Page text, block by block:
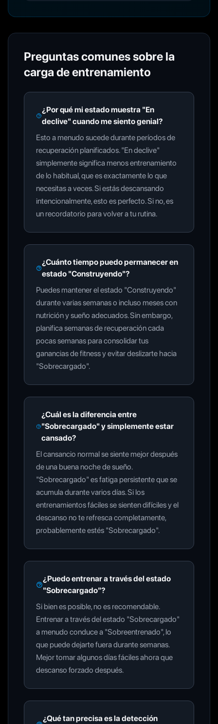
Preguntas comunes sobre la
carga de entrenamiento
¿Por qué mi estado muestra "En
declive" cuando me siento genial?
Esto a menudo sucede durante períodos de
recuperación planificados. "En declive"
simplemente significa menos entrenamiento
de lo habitual, que es exactamente lo que
necesitas a veces. Si estás descansando
intencionalmente, esto es perfecto. Si no, es
un recordatorio para volver a tu rutina.
¿Cuánto tiempo puedo permanecer en
estado "Construyendo"?
Puedes mantener el estado "Construyendo"
durante varias semanas o incluso meses con
nutrición y sueño adecuados. Sin embargo,
planifica semanas de recuperación cada
pocas semanas para consolidar tus
ganancias de fitness y evitar deslizarte hacia
"Sobrecargado".
¿Cuál es la diferencia entre
"Sobrecargado" y simplemente estar
cansado?
El cansancio normal se siente mejor después
de una buena noche de sueño.
"Sobrecargado" es fatiga persistente que se
acumula durante varios días. Si los
entrenamientos fáciles se sienten difíciles y el
descanso no te refresca completamente,
probablemente estés "Sobrecargado".
¿Puedo entrenar a través del estado
"Sobrecargado"?
Si bien es posible, no es recomendable.
Entrenar a través del estado "Sobrecargado"
a menudo conduce a "Sobreentrenado", lo
que puede dejarte fuera durante semanas.
Mejor tomar algunos días fáciles ahora que
descanso forzado después.
¿Qué tan precisa es la detección